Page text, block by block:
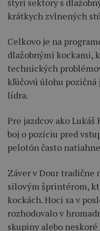
krátkych zvlnených
Celkovo je na
dlažobnými kockami,
technických
kľúčovú úlohu
lídra.
Pre jazdcov ako
boj o pozíciu pred
pelotón často
Záver v Dour tradične
silovým šprintérom,
kockách. Hoci sa v
rozhodovalo v
skupiny alebo